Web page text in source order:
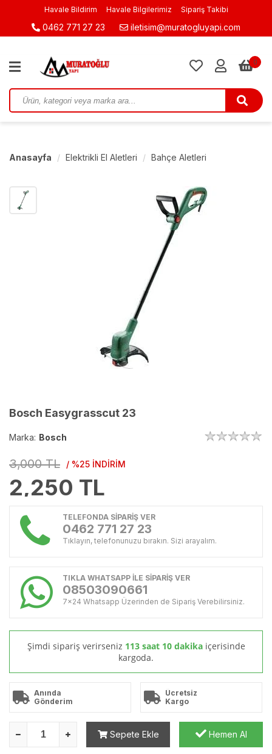
Havale Bildirim Havale Bilgilerimiz Sipariş Takibi
0462 771 27 23 iletisim@muratogluyapi.com
0
Anasayfa Elektrikli El Aletleri Bahçe Aletleri
Bosch Easygrasscut 23
Marka: Bosch
3,000 TL / %25 İNDİRİM
2,250 TL
TELEFONDA SİPARİŞ VER
0462 771 27 23
Tıklayın, telefonunuzu bırakın. Sizi arayalım.
TIKLA WHATSAPP İLE SİPARİŞ VER
08503090661
7x24 Whatsapp Üzerinden de Sipariş Verebilirsiniz.
Şimdi sipariş verirseniz 113 saat 10 dakika içerisinde
kargoda.
Anında
Gönderim
Ücretsiz
Kargo
Sepete Ekle Hemen Al